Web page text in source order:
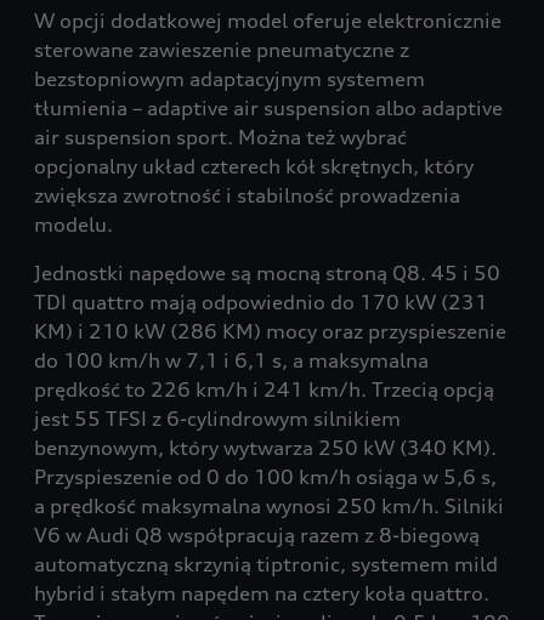
W opcji dodatkowej model oferuje elektronicznie
sterowane zawieszenie pneumatyczne z
bezstopniowym adaptacyjnym systemem
tłumienia – adaptive air suspension albo adaptive
air suspension sport. Można też wybrać
opcjonalny układ czterech kół skrętnych, który
zwiększa zwrotność i stabilność prowadzenia
modelu.
Jednostki napędowe są mocną stroną Q8. 45 i 50
TDI quattro mają odpowiednio do 170 kW (231
KM) i 210 kW (286 KM) mocy oraz przyspieszenie
do 100 km/h w 7,1 i 6,1 s, a maksymalna
prędkość to 226 km/h i 241 km/h. Trzecią opcją
jest 55 TFSI z 6-cylindrowym silnikiem
benzynowym, który wytwarza 250 kW (340 KM).
Przyspieszenie od 0 do 100 km/h osiąga w 5,6 s,
a prędkość maksymalna wynosi 250 km/h. Silniki
V6 w Audi Q8 współpracują razem z 8-biegową
automatyczną skrzynią tiptronic, systemem mild
hybrid i stałym napędem na cztery koła quattro.